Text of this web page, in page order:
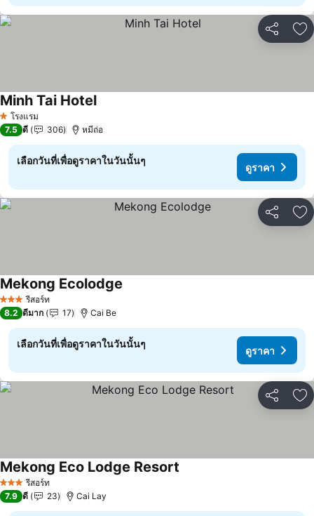
แชร์ เ
1 ดาวโรงแรม
Minh Tai Hotelดูราคา
7.5 ดี 306 หมีถ่อ
เลือกวันที่เพื่อดูราคาในวันนั้นๆ
ดูราคา
แชร์ เ
3 ดาว รีสอร์ท
Mekong Ecolodge
8.2 ดีมาก 17 Cai Be
เลือกวันที่เพื่อดูราคาในวันนั้นๆ
ดูราคา
แชร์ เ
3 ดาว รีสอร์ท
Mekong Eco Lodge Resort
7.9 ดี 23 Cai Lay